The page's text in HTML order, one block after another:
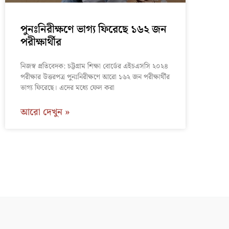
পুনঃনিরীক্ষণে ভাগ্য ফিরেছে ১৬২ জন
পরীক্ষার্থীর
নিজস্ব প্রতিবেদক: চট্টগ্রাম শিক্ষা বোর্ডের এইচএসসি ২০২৪
পরীক্ষার উত্তরপত্র পুনঃনিরীক্ষণে আরো ১৬২ জন পরীক্ষার্থীর
ভাগ্য ফিরেছে। এদের মধ্যে ফেল করা
আরো দেখুন »